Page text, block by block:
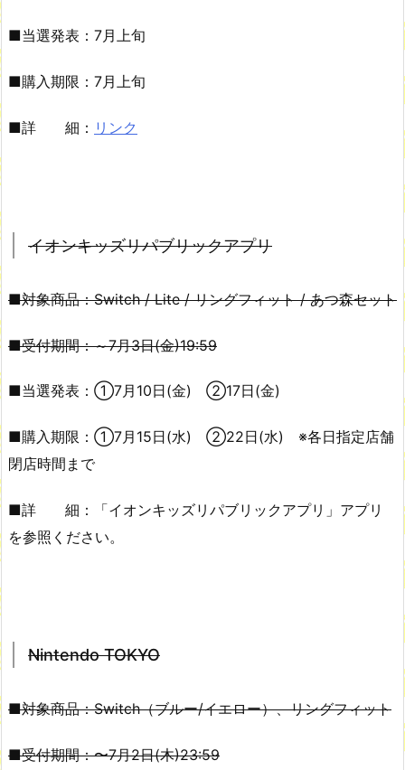
■当選発表：7月上旬
■購入期限：7月上旬
■詳 細： リンク
イオンキッズリパブリックアプリ
■対象商品：Switch / Lite / リングフィット / あつ森セット
■受付期間：～7月3日(金)19:59
■当選発表：①7月10日(金) ②17日(金)
■購入期限：①7月15日(水) ②22日(水) ※各日指定店舗
閉店時間まで
■詳 細：「イオンキッズリパブリックアプリ」アプリ
を参照ください。
Nintendo TOKYO
■対象商品：Switch（ブルー/イエロー）、リングフィット
■受付期間：〜7月2日(木)23:59